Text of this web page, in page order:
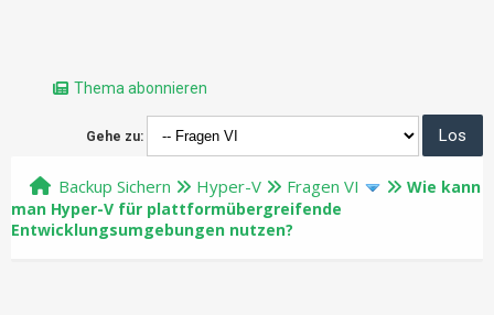
Thema abonnieren
Gehe zu:
Backup Sichern Hyper-V Fragen VI
Wie kann
man Hyper-V für plattformübergreifende
Entwicklungsumgebungen nutzen?